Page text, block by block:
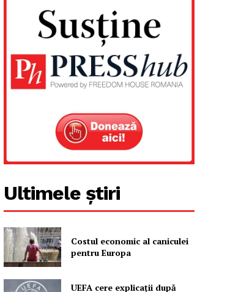
Ultimele știri
Costul economic al caniculei
pentru Europa
UEFA cere explicații după